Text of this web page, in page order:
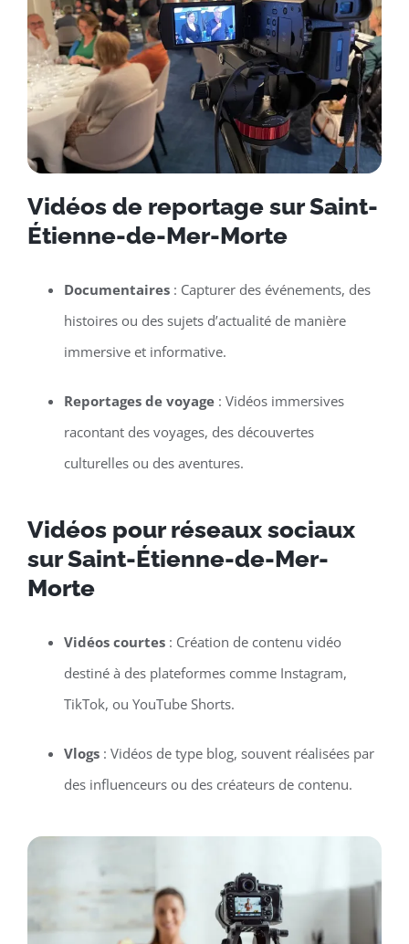
Vidéos de reportage sur Saint-
Étienne-de-Mer-Morte
Documentaires: Capturer des événements, des
histoires ou des sujets d’actualité de manière
immersive et informative.
Reportages de voyage: Vidéos immersives
racontant des voyages, des découvertes
culturelles ou des aventures.
Vidéos pour réseaux sociaux
sur Saint-Étienne-de-Mer-
Morte
Vidéos courtes: Création de contenu vidéo
destiné à des plateformes comme Instagram,
TikTok, ou YouTube Shorts.
Vlogs: Vidéos de type blog, souvent réalisées par
des influenceurs ou des créateurs de contenu.